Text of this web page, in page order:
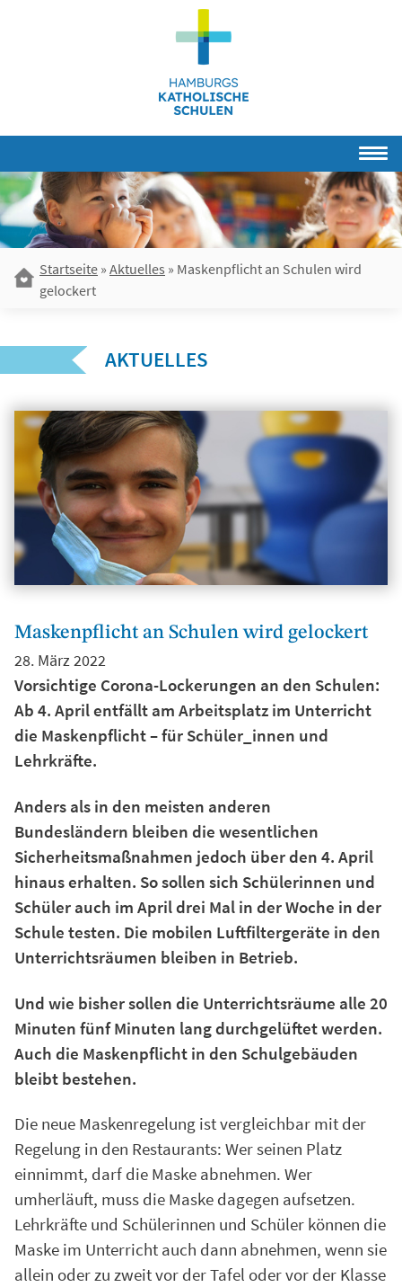
Startseite » Aktuelles » Maskenpflicht an Schulen wird
gelockert
AKTUELLES
Maskenpflicht an Schulen wird gelockert
28. März 2022
Vorsichtige Corona-Lockerungen an den Schulen:
Ab 4. April entfällt am Arbeitsplatz im Unterricht
die Maskenpflicht – für Schüler_innen und
Lehrkräfte.
Anders als in den meisten anderen
Bundesländern bleiben die wesentlichen
Sicherheitsmaßnahmen jedoch über den 4. April
hinaus erhalten. So sollen sich Schülerinnen und
Schüler auch im April drei Mal in der Woche in der
Schule testen. Die mobilen Luftfiltergeräte in den
Unterrichtsräumen bleiben in Betrieb.
Und wie bisher sollen die Unterrichtsräume alle 20
Minuten fünf Minuten lang durchgelüftet werden.
Auch die Maskenpflicht in den Schulgebäuden
bleibt bestehen.
Die neue Maskenregelung ist vergleichbar mit der
Regelung in den Restaurants: Wer seinen Platz
einnimmt, darf die Maske abnehmen. Wer
umherläuft, muss die Maske dagegen aufsetzen.
Lehrkräfte und Schülerinnen und Schüler können die
Maske im Unterricht auch dann abnehmen, wenn sie
allein oder zu zweit vor der Tafel oder vor der Klasse